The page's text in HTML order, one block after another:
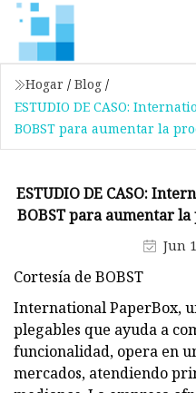
Hogar / Blog /
ESTUDIO DE CASO:
BOBST para aumentar la
ESTUDIO DE CASO:
BOBST para aumentar
Jun
Cortesía de BOBST
International PaperBox,
plegables que ayuda a
funcionalidad, opera en
mercados, atendiendo